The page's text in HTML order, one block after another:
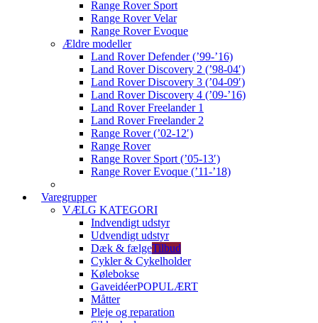
Range Rover Sport
Range Rover Velar
Range Rover Evoque
Ældre modeller
Land Rover Defender (’99-’16)
Land Rover Discovery 2 (’98-04′)
Land Rover Discovery 3 (’04-09′)
Land Rover Discovery 4 (’09-’16)
Land Rover Freelander 1
Land Rover Freelander 2
Range Rover (’02-12′)
Range Rover
Range Rover Sport (’05-13′)
Range Rover Evoque (’11-’18)
Varegrupper
VÆLG KATEGORI
Indvendigt udstyr
Udvendigt udstyr
Dæk & fælgeTilbud
Cykler & Cykelholder
Kølebokse
GaveidéerPOPULÆRT
Måtter
Pleje og reparation